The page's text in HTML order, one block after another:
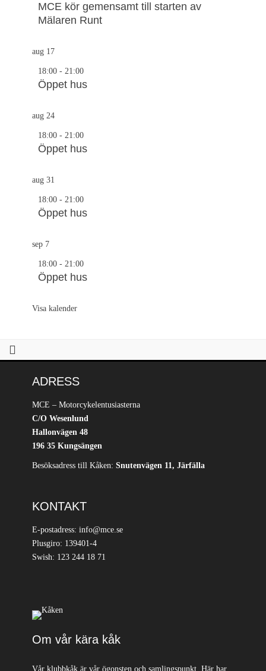
MCE kör gemensamt till starten av
Mälaren Runt
aug 17
18:00 - 21:00
Öppet hus
aug 24
18:00 - 21:00
Öppet hus
aug 31
18:00 - 21:00
Öppet hus
sep 7
18:00 - 21:00
Öppet hus
Visa kalender
ADRESS
MCE – Motorcykelentusiasterna
C/O Wesenlund
Hallonvägen 48
196 35 Kungsängen
Besöksadress till Kåken: Snutenvägen 11, Järfälla
KONTAKT
E-postadress: info@mce.se
Plusgiro: 139401-4
Swish: 123 244 18 71
Om vår kära kåk
Vår klubbkåk är vår ögonsten och samlingspunkt. Här har